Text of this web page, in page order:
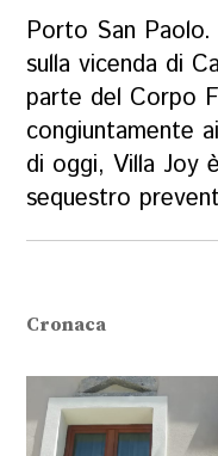
Porto San
sulla vicenda di
parte del Corpo
congiuntamente
di oggi, Villa Joy
sequestro
Cronaca